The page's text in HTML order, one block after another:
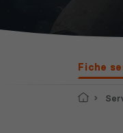
Fiche
Accueil